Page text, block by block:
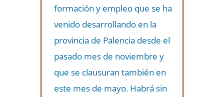
formación y empleo que se ha
venido desarrollando en la
provincia de Palencia desde el
pasado mes de noviembre y
que se clausuran también en
este mes de mayo. Habrá sin